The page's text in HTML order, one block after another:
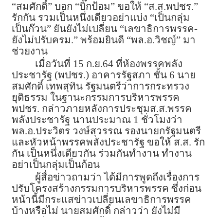
“สมศักดิ์” บอก “บิ๊กป้อม” ขอให้ “ส.ส.พปชร.”
รักกัน รวมเป็นหนึ่งเดียวอย่าแบ่ง “เป็นกลุ่ม
เป็นก๊วน” ยันยังไม่เปลี่ยน “เลขาธิการพรรค-
ยังไม่ปรับครม.” พร้อมยินดี “พล.อ.วิชญ์” มา
ช่วยงาน
เมื่อวันที่ 15 ก.ย.64 ที่ห้องพรรคพลัง
ประชารัฐ (พปชร.) อาคารรัฐสภา ชั้น 6 นาย
สมศักดิ์ เทพสุทิน รัฐมนตรีว่าการกระทรวง
ยุติธรรม ในฐานะกรรมการบริหารพรรค
พปชร. กล่าวภายหลังการประชุมส.ส.พรรค
พลังประชารัฐ นานประมาณ 1 ชั่วโมงว่า
พล.อ.ประวิตร วงษ์สุวรรณ รองนายกรัฐมนตรี
และหัวหน้าพรรคพลังประชารัฐ ขอให้ ส.ส. รัก
กัน เป็นหนึ่งเดียวกัน ร่วมกันทำงาน ทำงาน
อย่าเป็นกลุ่มเป็นก้อน
ผู้สื่อข่าวถามว่า ได้มีการพูดถึงเรื่องการ
ปรับโครงสร้างกรรมการบริหารพรรค ซึ่งก่อน
หน้านี้มีกระแสข่าวเปลี่ยนเลขาธิการพรรค
บ้างหรือไม่ นายสมศักดิ์ กล่าวว่า ยังไม่มี